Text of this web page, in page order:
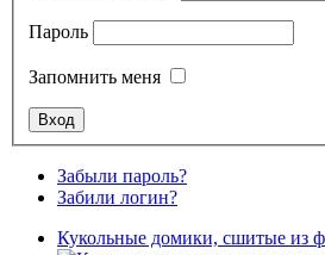
Пароль
Запомнить меня
Забыли пароль?
Забили логин?
Кукольные домики, сшитые из